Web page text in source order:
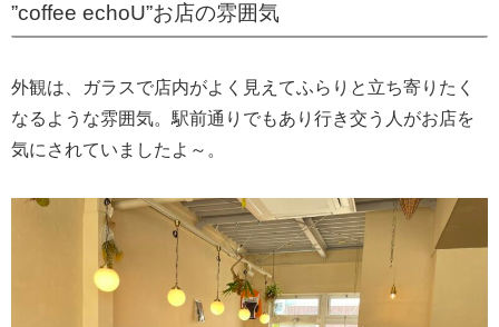
”coffee echoU”お店の雰囲気
外観は、ガラスで店内がよく見えてふらりと立ち寄りたく
なるような雰囲気。駅前通りでもあり行き交う人がお店を
気にされていましたよ～。